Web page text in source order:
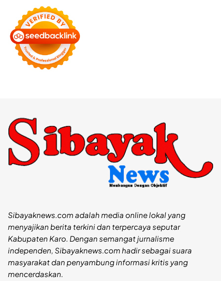
Sibayaknews.com adalah media online lokal yang
menyajikan berita terkini dan terpercaya seputar
Kabupaten Karo. Dengan semangat jurnalisme
independen, Sibayaknews.com hadir sebagai suara
masyarakat dan penyambung informasi kritis yang
mencerdaskan.